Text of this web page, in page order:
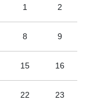
1 2
8 9
15 16
22 23